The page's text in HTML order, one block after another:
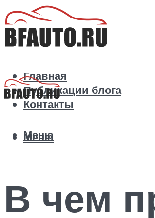
Главная
Публикации блога
Контакты
Меню
Меню
В чем